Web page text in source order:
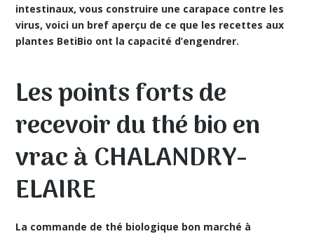
intestinaux, vous construire une carapace contre les
virus, voici un bref aperçu de ce que les recettes aux
plantes BetiBio ont la capacité d’engendrer.
Les points forts de
recevoir du thé bio en
vrac à CHALANDRY-
ELAIRE
La commande de thé biologique bon marché à